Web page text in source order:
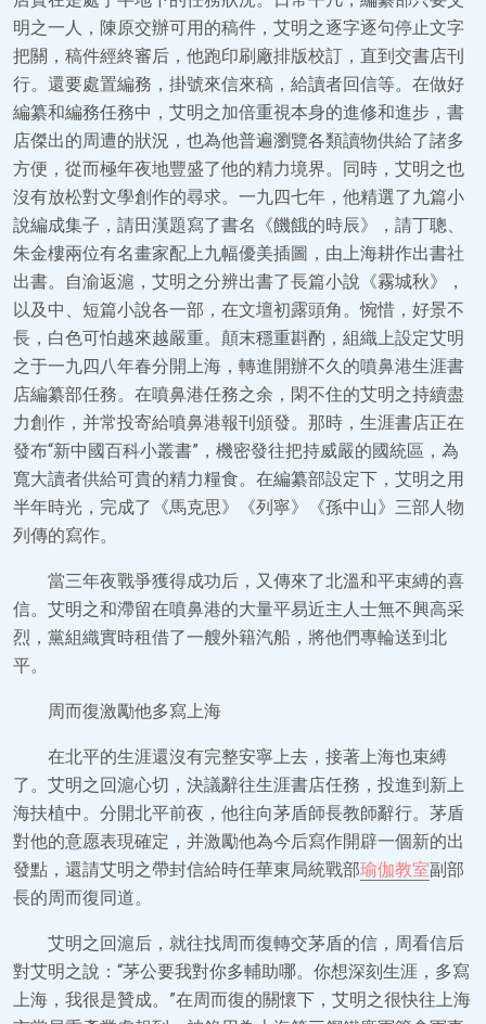
明之一人，陳原交辦可用的稿件，艾明之逐字逐句停止文字
把關，稿件經終審后，他跑印刷廠排版校訂，直到交書店刊
行。還要處置編務，掛號來信來稿，給讀者回信等。在做好
編纂和編務任務中，艾明之加倍重視本身的進修和進步，書
店傑出的周遭的狀況，也為他普遍瀏覽各類讀物供給了諸多
方便，從而極年夜地豐盛了他的精力境界。同時，艾明之也
沒有放松對文學創作的尋求。一九四七年，他精選了九篇小
說編成集子，請田漢題寫了書名《饑餓的時辰》，請丁聰、
朱金樓兩位有名畫家配上九幅優美插圖，由上海耕作出書社
出書。自渝返滬，艾明之分辨出書了長篇小說《霧城秋》，
以及中、短篇小說各一部，在文壇初露頭角。惋惜，好景不
長，白色可怕越來越嚴重。顛末穩重斟酌，組織上設定艾明
之于一九四八年春分開上海，轉進開辦不久的噴鼻港生涯書
店編纂部任務。在噴鼻港任務之余，閑不住的艾明之持續盡
力創作，并常投寄給噴鼻港報刊頒發。那時，生涯書店正在
發布“新中國百科小叢書”，機密發往把持威嚴的國統區，為
寬大讀者供給可貴的精力糧食。在編纂部設定下，艾明之用
半年時光，完成了《馬克思》《列寧》《孫中山》三部人物
列傳的寫作。
當三年夜戰爭獲得成功后，又傳來了北溫和平束縛的喜
信。艾明之和滯留在噴鼻港的大量平易近主人士無不興高采
烈，黨組織實時租借了一艘外籍汽船，將他們專輪送到北
平。
周而復激勵他多寫上海
在北平的生涯還沒有完整安寧上去，接著上海也束縛
了。艾明之回滬心切，決議辭往生涯書店任務，投進到新上
海扶植中。分開北平前夜，他往向茅盾師長教師辭行。茅盾
對他的意愿表現確定，并激勵他為今后寫作開辟一個新的出
發點，還請艾明之帶封信給時任華東局統戰部瑜伽教室副部
長的周而復同道。
艾明之回滬后，就往找周而復轉交茅盾的信，周看信后
對艾明之說：“茅公要我對你多輔助哪。你想深刻生涯，多寫
上海，我很是贊成。”在周而復的關懷下，艾明之很快往上海